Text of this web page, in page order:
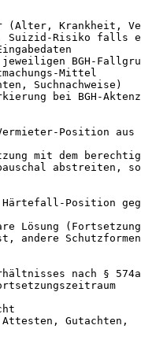
(Alter, Krankheit,
Suizid-Risiko falls
BGH-
Mittel
Suchnachweise)
bei BGH-
Position aus
mit dem
abstreiten,
Position
Lösung
andere
nach §
Gutachten,